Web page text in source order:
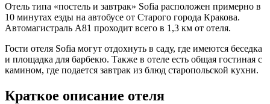
Отель типа «постель и завтрак» Sofia расположен примерно в
10 минутах езды на автобусе от Старого города Кракова.
Автомагистраль A81 проходит всего в 1,3 км от отеля.
Гости отеля Sofia могут отдохнуть в саду, где имеются беседка
и площадка для барбекю. Также в отеле есть общая гостиная с
камином, где подается завтрак из блюд старопольской кухни.
Краткое описание отеля